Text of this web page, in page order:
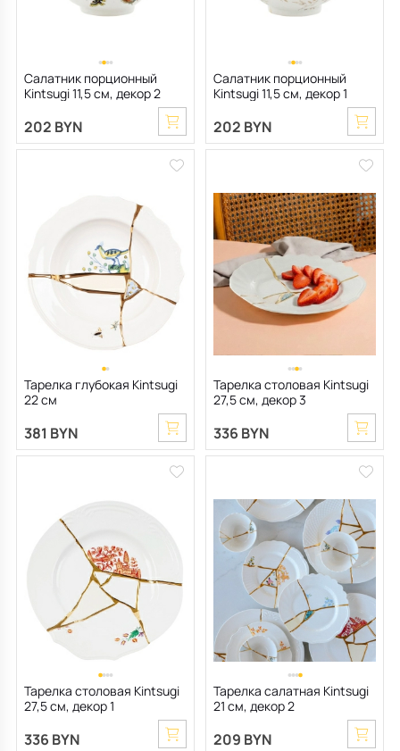
Салатник порционный
Kintsugi 11,5 см, декор 2
202 BYN
Салатник порционный
Kintsugi 11,5 см, декор 1
202 BYN
Тарелка глубокая Kintsugi
22 см
381 BYN
Тарелка столовая Kintsugi
27,5 см, декор 3
336 BYN
Тарелка столовая Kintsugi
27,5 см, декор 1
336 BYN
Тарелка салатная Kintsugi
21 см, декор 2
209 BYN